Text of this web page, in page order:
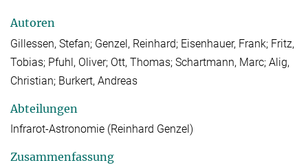
Autoren
Gillessen, Stefan; Genzel, Reinhard; Eisenhauer, Frank; Fritz,
Tobias; Pfuhl, Oliver; Ott, Thomas; Schartmann, Marc; Alig,
Christian; Burkert, Andreas
Abteilungen
Infrarot-Astronomie (Reinhard Genzel)
Zusammenfassung